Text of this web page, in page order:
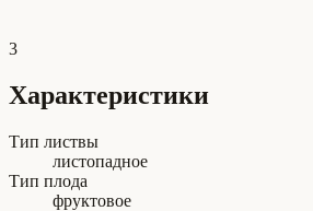
3
Характеристики
Тип листвы
листопадное
Тип плода
фруктовое